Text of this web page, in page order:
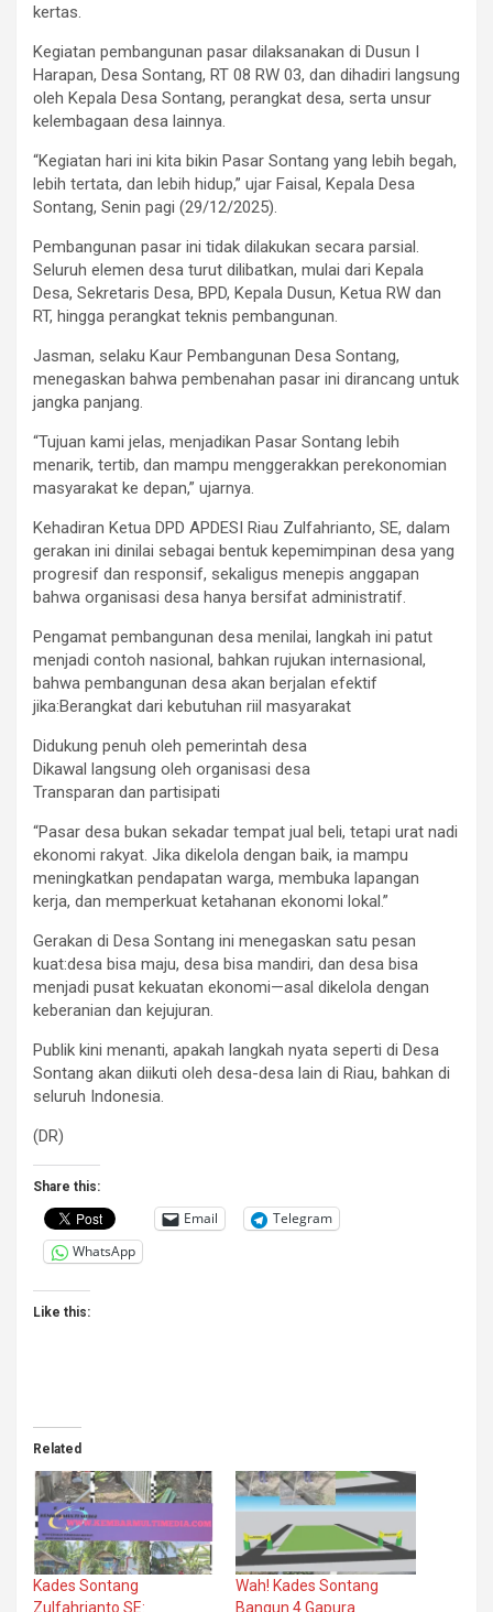
kertas.
Kegiatan pembangunan pasar dilaksanakan di Dusun I
Harapan, Desa Sontang, RT 08 RW 03, dan dihadiri langsung
oleh Kepala Desa Sontang, perangkat desa, serta unsur
kelembagaan desa lainnya.
“Kegiatan hari ini kita bikin Pasar Sontang yang lebih begah,
lebih tertata, dan lebih hidup,” ujar Faisal, Kepala Desa
Sontang, Senin pagi (29/12/2025).
Pembangunan pasar ini tidak dilakukan secara parsial.
Seluruh elemen desa turut dilibatkan, mulai dari Kepala
Desa, Sekretaris Desa, BPD, Kepala Dusun, Ketua RW dan
RT, hingga perangkat teknis pembangunan.
Jasman, selaku Kaur Pembangunan Desa Sontang,
menegaskan bahwa pembenahan pasar ini dirancang untuk
jangka panjang.
“Tujuan kami jelas, menjadikan Pasar Sontang lebih
menarik, tertib, dan mampu menggerakkan perekonomian
masyarakat ke depan,” ujarnya.
Kehadiran Ketua DPD APDESI Riau Zulfahrianto, SE, dalam
gerakan ini dinilai sebagai bentuk kepemimpinan desa yang
progresif dan responsif, sekaligus menepis anggapan
bahwa organisasi desa hanya bersifat administratif.
Pengamat pembangunan desa menilai, langkah ini patut
menjadi contoh nasional, bahkan rujukan internasional,
bahwa pembangunan desa akan berjalan efektif
jika:Berangkat dari kebutuhan riil masyarakat
Didukung penuh oleh pemerintah desa
Dikawal langsung oleh organisasi desa
Transparan dan partisipati
“Pasar desa bukan sekadar tempat jual beli, tetapi urat nadi
ekonomi rakyat. Jika dikelola dengan baik, ia mampu
meningkatkan pendapatan warga, membuka lapangan
kerja, dan memperkuat ketahanan ekonomi lokal.”
Gerakan di Desa Sontang ini menegaskan satu pesan
kuat:desa bisa maju, desa bisa mandiri, dan desa bisa
menjadi pusat kekuatan ekonomi—asal dikelola dengan
keberanian dan kejujuran.
Publik kini menanti, apakah langkah nyata seperti di Desa
Sontang akan diikuti oleh desa-desa lain di Riau, bahkan di
seluruh Indonesia.
(DR)
Share this:
Email
Telegram
WhatsApp
Like this:
Related
Kades Sontang
Zulfahrianto SE:
Wah! Kades Sontang
Bangun 4 Gapura